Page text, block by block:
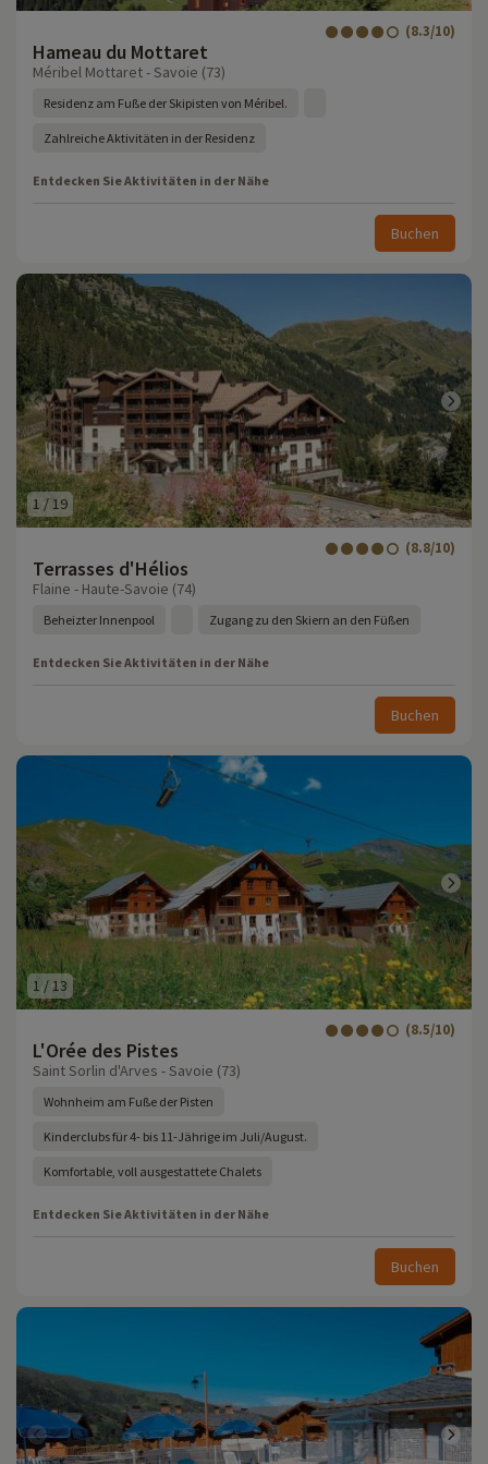
Hameau du Mottaret
(8.3/10)
Méribel Mottaret - Savoie (73)
Residenz am Fuße der Skipisten von Méribel.
Zahlreiche Aktivitäten in der Residenz
Entdecken Sie Aktivitäten in der Nähe
Buchen
1 / 19
Terrasses d'Hélios
(8.8/10)
Flaine - Haute-Savoie (74)
Beheizter Innenpool Zugang zu den Skiern an den Füßen
Entdecken Sie Aktivitäten in der Nähe
Buchen
1 /13
L'Orée des Pistes
(8.5/10)
Saint Sorlin d'Arves - Savoie (73)
Wohnheim am Fuße der Pisten
Kinderclubs für 4- bis 11-Jährige im Juli/August.
Komfortable, voll ausgestattete Chalets
Entdecken Sie Aktivitäten in der Nähe
Buchen